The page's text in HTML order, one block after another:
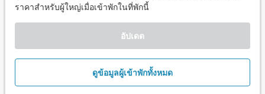
ราคาสำหรับผู้ใหญ่เมื่อเข้าพักในที่พักนี้
อัปเดต
ดูข้อมูลผู้เข้าพักทั้งหมด